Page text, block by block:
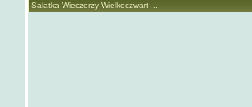
Sałatka Wieczerzy Wielkoczwart ...